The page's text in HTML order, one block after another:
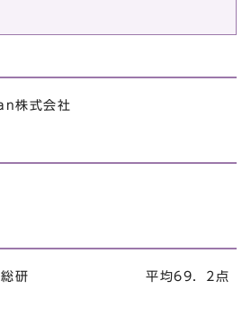
株式会社
本総研 平均69．2点